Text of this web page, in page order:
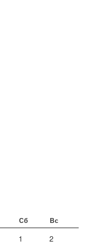
Сб Вс
1 2